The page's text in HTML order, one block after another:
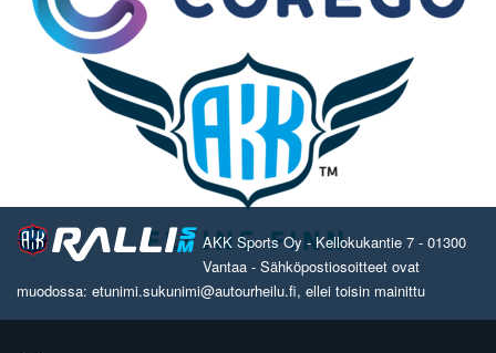
AKK Sports Oy - Kellokukantie 7 - 01300
Vantaa - Sähköpostiosoitteet ovat
muodossa: etunimi.sukunimi@autourheilu.fi, ellei toisin mainittu